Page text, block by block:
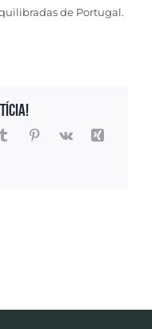
de Portugal.